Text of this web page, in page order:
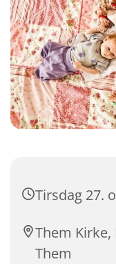
Tirsdag 27.
Them Kirke,
Them